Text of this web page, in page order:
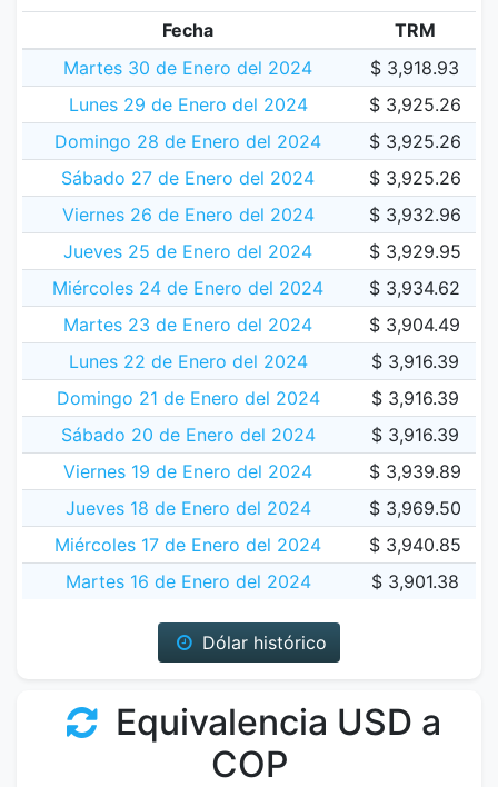
Fecha
TRM
Martes 30 de Enero del 2024
$ 3,918.93
Lunes 29 de Enero del 2024
$ 3,925.26
Domingo 28 de Enero del 2024
$ 3,925.26
Sábado 27 de Enero del 2024
$ 3,925.26
Viernes 26 de Enero del 2024
$ 3,932.96
Jueves 25 de Enero del 2024
$ 3,929.95
Miércoles 24 de Enero del 2024
$ 3,934.62
Martes 23 de Enero del 2024
$ 3,904.49
Lunes 22 de Enero del 2024
$ 3,916.39
Domingo 21 de Enero del 2024
$ 3,916.39
Sábado 20 de Enero del 2024
$ 3,916.39
Viernes 19 de Enero del 2024
$ 3,939.89
Jueves 18 de Enero del 2024
$ 3,969.50
Miércoles 17 de Enero del 2024
$ 3,940.85
Martes 16 de Enero del 2024
$ 3,901.38
Dólar histórico
Equivalencia USD a
COP